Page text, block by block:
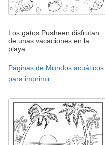
Los gatos Pusheen disfrutan
de unas vacaciones en la
playa
Páginas de Mundos acuáticos
para imprimir